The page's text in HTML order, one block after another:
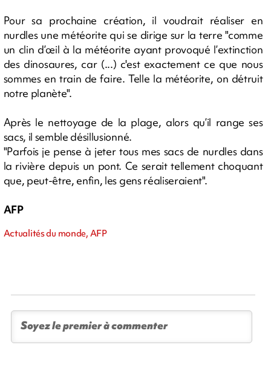
Pour sa prochaine création, il voudrait réaliser en
nurdles une météorite qui se dirige sur la terre "comme
un clin d’œil à la météorite ayant provoqué l’extinction
des dinosaures, car (...) c'est exactement ce que nous
sommes en train de faire. Telle la météorite, on détruit
notre planète".
Après le nettoyage de la plage, alors qu’il range ses
sacs, il semble désillusionné.
"Parfois je pense à jeter tous mes sacs de nurdles dans
la rivière depuis un pont. Ce serait tellement choquant
que, peut-être, enfin, les gens réaliseraient".
AFP
Actualités du monde, AFP